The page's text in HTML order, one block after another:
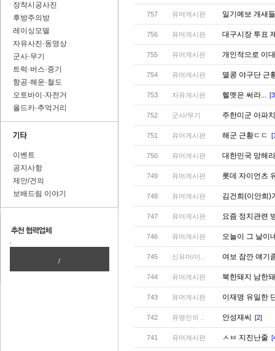
장착시공사진
후방주의방
레이싱모델
자유사진·동영상
군사·무기
트럭·버스·중기
항공·해운·철도
오토바이·자전거
올드카·추억거리
이벤트
공지사항
제안/건의
보배드림 이야기
/
757 유머게시판 일기예보 개새
756 유머게시판 대구시장 투표
755 유머게시판 개인적으로 이
754 유머게시판 멸콩 야구단 근
753 자유게시판 헬멧은 써라...
752 군사/무기 주한미군 아파
751 유머게시판 해군 근황ㄷㄷ
750 유머게시판 대한민국 망해
749 유머게시판 롯데 자이언츠
748 유머게시판 김건희(이안희)
747 유머게시판 요즘 정치관련
746 유머게시판 오늘이 그 날이
745 신유머/이.. 여보 잠깐 얘기
744 유머게시판 북한돼지 남한
743 유머게시판 이재명 유일한
742 유명인의 .. 안성재씨 [2]
741 유머게시판 ㅅㅂ 지진난줄